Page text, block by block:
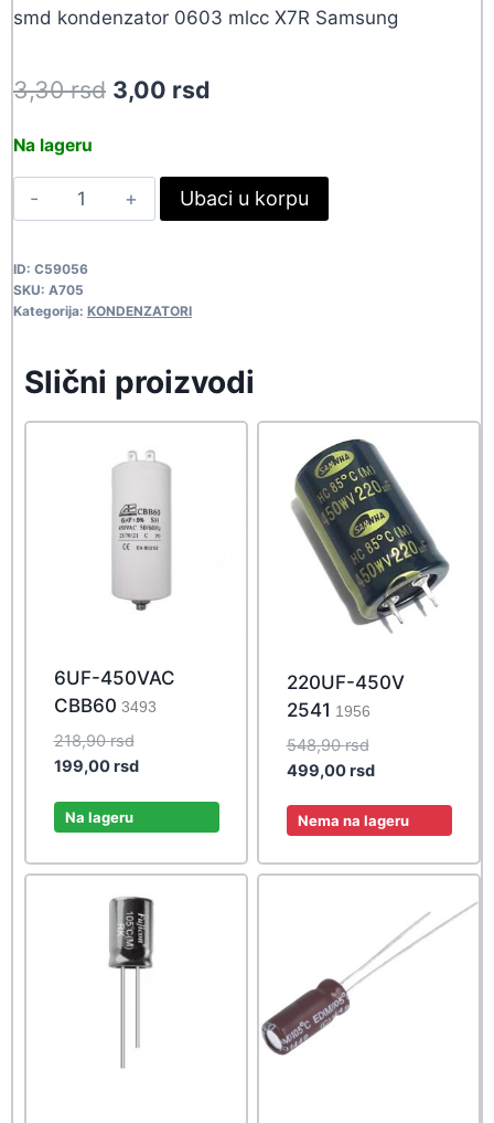
smd kondenzator 0603 mlcc X7R Samsung
3,30rsd Original
3,30 rsd.
3,00 rsd
3,00 rsd.
Na lageru
C0603-
1.5NF-
A705
quantity
Ubaci u korpu
ID: C59056
SKU: A705
Kategorija: KONDENZATORI
Slični proizvodi
6UF-450VAC
CBB60 3493
218,90rsdOriginal
price
218,90 rsd.
199,00rsdCurrent
Na lageru
220UF-450V
2541 1956
548,90rsdOriginal
price
548,90 rsd.
499,00rsdCurrent
is:
Nema na lageru